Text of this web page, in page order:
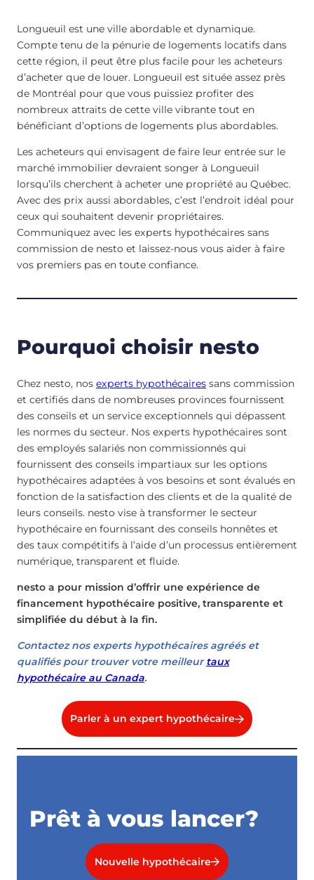
Longueuil est une ville abordable et dynamique.
Compte tenu de la pénurie de logements locatifs dans
cette région, il peut être plus facile pour les acheteurs
d’acheter que de louer. Longueuil est située assez près
de Montréal pour que vous puissiez profiter des
nombreux attraits de cette ville vibrante tout en
bénéficiant d’options de logements plus abordables.
Les acheteurs qui envisagent de faire leur entrée sur le
marché immobilier devraient songer à Longueuil
lorsqu’ils cherchent à acheter une propriété au Québec.
Avec des prix aussi abordables, c’est l’endroit idéal pour
ceux qui souhaitent devenir propriétaires.
Communiquez avec les experts hypothécaires sans
commission de nesto et laissez-nous vous aider à faire
vos premiers pas en toute confiance.
Pourquoi choisir nesto
Chez nesto, nos experts hypothécaires sans commission
et certifiés dans de nombreuses provinces fournissent
des conseils et un service exceptionnels qui dépassent
les normes du secteur. Nos experts hypothécaires sont
des employés salariés non commissionnés qui
fournissent des conseils impartiaux sur les options
hypothécaires adaptées à vos besoins et sont évalués en
fonction de la satisfaction des clients et de la qualité de
leurs conseils. nesto vise à transformer le secteur
hypothécaire en fournissant des conseils honnêtes et
des taux compétitifs à l’aide d’un processus entièrement
numérique, transparent et fluide.
nesto a pour mission d’offrir une expérience de
financement hypothécaire positive, transparente et
simplifiée du début à la fin.
Contactez nos experts hypothécaires agréés et
qualifiés pour trouver votre meilleurtaux
hypothécaire au Canada.
Parler à un expert hypothécaire
Prêt à vous lancer?
Nouvelle hypothécaire